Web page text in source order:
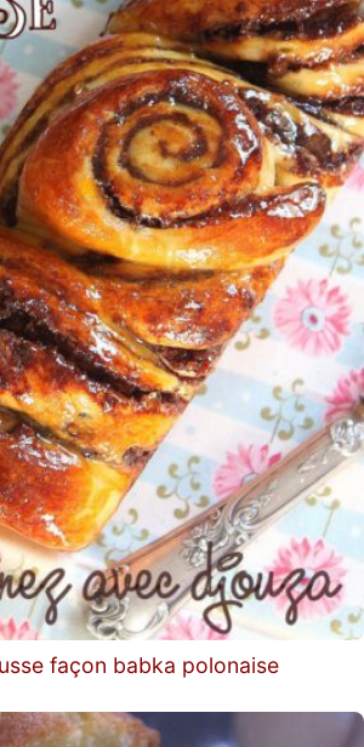
façon babka polonaise